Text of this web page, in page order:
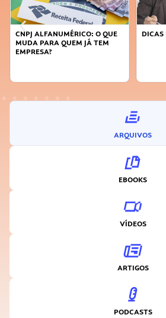
CNPJ ALFANUMÉRICO: O QUE
MUDA PARA QUEM JÁ TEM
EMPRESA?
DICAS
ARQUIVOS
EBOOKS
VÍDEOS
ARTIGOS
PODCASTS